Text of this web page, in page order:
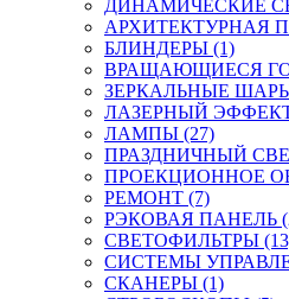
ДИНАМИЧЕСКИЕ
АРХИТЕКТУРНАЯ
БЛИНДЕРЫ (1)
ВРАЩАЮЩИЕСЯ
ЗЕРКАЛЬНЫЕ
ЛАЗЕРНЫЙ ЭФФЕКТ
ЛАМПЫ (27)
ПРАЗДНИЧНЫЙ
ПРОЕКЦИОННОЕ
РЕМОНТ (7)
РЭКОВАЯ ПАНЕЛЬ
СВЕТОФИЛЬТРЫ
СИСТЕМЫ
СКАНЕРЫ (1)